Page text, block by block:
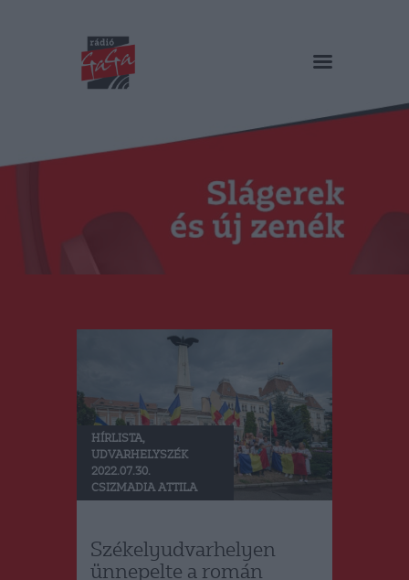
RÁDIÓ GAGA
Műsorok
Duma Duba
Podcast és videók
Stáb
HÍRLISTA,
UDVARHELYSZÉK
2022.07.30.
CSIZMADIA ATTILA
Székelyudvarhelyen
ünnepelte a román